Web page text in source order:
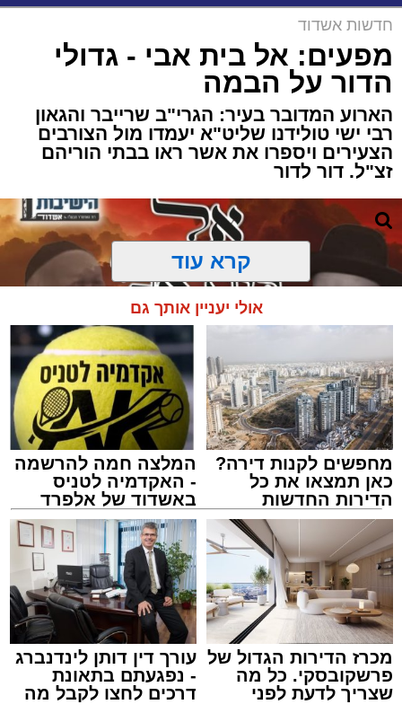
חדשות אשדוד
מפעים: אל בית אבי - גדולי
הדור על הבמה
הארוע המדובר בעיר: הגרי"ב שרייבר והגאון
רבי ישי טולידנו שליט"א יעמדו מול הצורבים
הצעירים ויספרו את אשר ראו בבתי הוריהם
זצ"ל. דור לדור
מעגלים
מנהל האתר / 20:31 06.08.26
תגים:הגרי"ב שרייבר מעגלים
קרא עוד
אולי יעניין אותך גם
מחפשים לקנות דירה?
כאן תמצאו את כל
הדירות החדשות
למכירה באשדוד >>>
המלצה חמה להרשמה
- האקדמיה לטניס
באשדוד של אלפרד
קריאולנסקי - לילדים
מכרז הדירות הגדול של
פרשקובסקי. כל מה
שצריך לדעת לפני
עורך דין דותן לינדנברג
- נפגעתם בתאונת
דרכים לחצו לקבל מה